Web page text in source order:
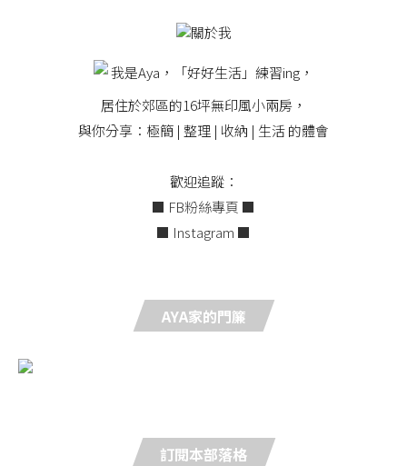
我是Aya，「好好生活」練習ing，
居住於郊區的16坪無印風小兩房，
與你分享：極簡 | 整理 | 收納 | 生活 的體會
歡迎追蹤：
■ FB粉絲專頁 ■
■ Instagram ■
AYA家的門簾
訂閱本部落格